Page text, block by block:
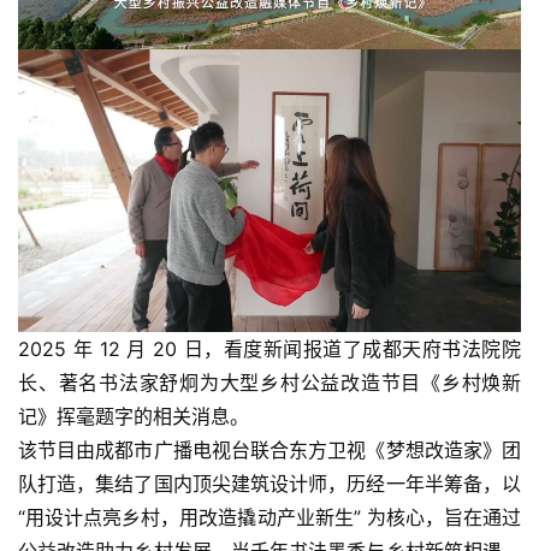
2025 年 12 月 20 日，看度新闻报道了成都天府书法院院
长、著名书法家舒炯为大型乡村公益改造节目《乡村焕新
记》挥毫题字的相关消息。
该节目由成都市广播电视台联合东方卫视《梦想改造家》团
队打造，集结了国内顶尖建筑设计师，历经一年半筹备，以
“用设计点亮乡村，用改造撬动产业新生” 为核心，旨在通过